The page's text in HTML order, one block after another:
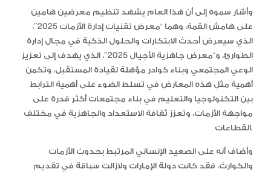
وأشار سموه إلى أن هذا العام يشهد تنظيم معرضين هامين
على هامش القمة، وهما “معرض تقنيات إدارة الأزمات 2025″،
الذي سيعرض أحدث الابتكارات والحلول الذكية في مجال إدارة
الطوارئ، و”معرض جاهزية الأجيال 2025″، الذي يهدف إلى تعزيز
الوعي المجتمعي وبناء كوادر مؤهلة لقيادة المستقبل، وتكمن
أهمية مثل هذه المعارض في تسلط الضوء على أهمية الترابط
بين التكنولوجيا والتعليم في بناء مجتمعات أكثر قدرة على
مواجهة الأزمات، وتعزز ثقافة الاستعداد والجاهزية في مختلف
القطاعات.
وأضاف أنه على الصعيد الإنساني المرتبط بحدوث الأزمات
والكوارث، فقد كانت دولة الإمارات ولازالت سباقة في تقديم